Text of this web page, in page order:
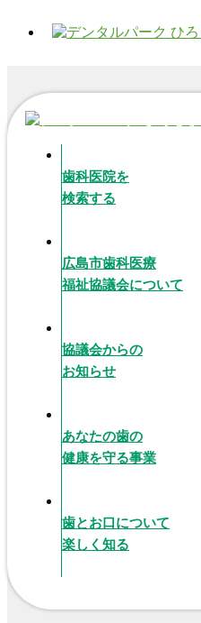
歯科医院を
検索する
広島市歯科医療
福祉協議会について
協議会からの
お知らせ
あなたの歯の
健康を守る事業
歯とお口について
楽しく知る